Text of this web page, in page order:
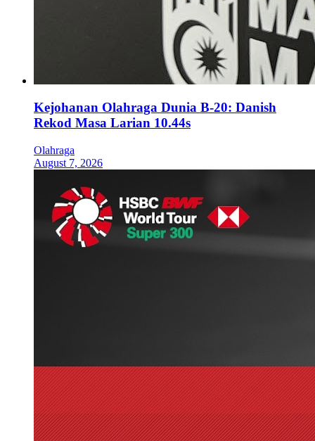
Kejohanan Olahraga Dunia B-20: Danish
Rekod Masa Larian 10.44s
Olahraga
August 7, 2026